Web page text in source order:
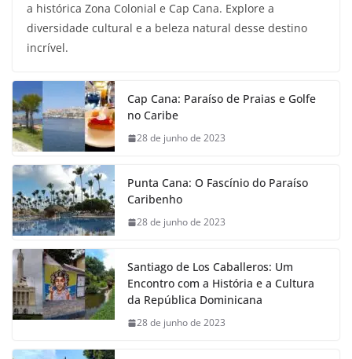
a histórica Zona Colonial e Cap Cana. Explore a
diversidade cultural e a beleza natural desse destino
incrível.
Cap Cana: Paraíso de Praias e Golfe
no Caribe
28 de junho de 2023
Punta Cana: O Fascínio do Paraíso
Caribenho
28 de junho de 2023
Santiago de Los Caballeros: Um
Encontro com a História e a Cultura
da República Dominicana
28 de junho de 2023